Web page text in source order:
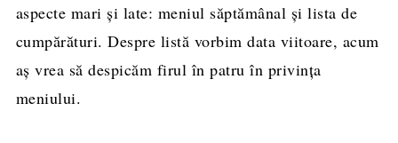
aspecte mari şi late: meniul săptămânal şi lista de
cumpărături. Despre listă vorbim data viitoare, acum
aş vrea să despicăm firul în patru în privinţa
meniului.